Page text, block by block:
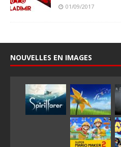
01/09/2017
NOUVELLES EN IMAGES